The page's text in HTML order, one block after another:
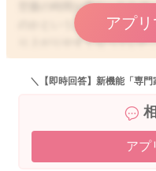
空腹の時間が長かったため
のかということですが、今
り上がりやすくなっていた
妊娠週数が進んでくること
とがあります。
お食事の取り方に気をつ
白米、小麦粉と白いものを
アプ
＼【即時回答】新機能「専
アプ